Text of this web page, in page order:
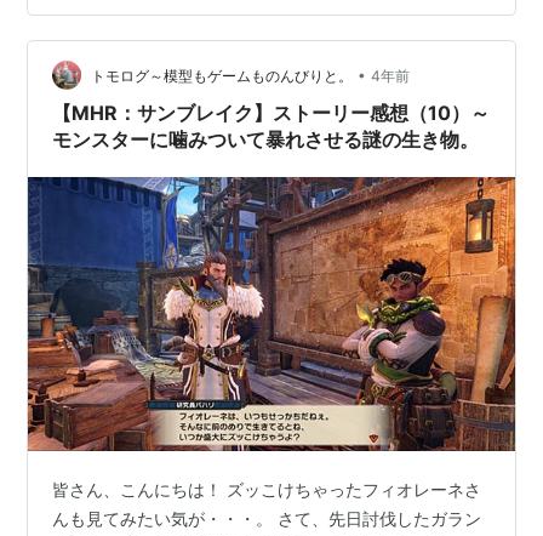
るのはツケヒバキ？ モンハンサンブレイクに登場する王
域三公のモデル・モチーフは何？ 爵銀…
トモログ～模型もゲームものんびりと。 • 4年前
【MHR：サンブレイク】ストーリー感想（10）～
モンスターに噛みついて暴れさせる謎の生き物。
皆さん、こんにちは！ ズッこけちゃったフィオレーネさ
んも見てみたい気が・・・。 さて、先日討伐したガラン